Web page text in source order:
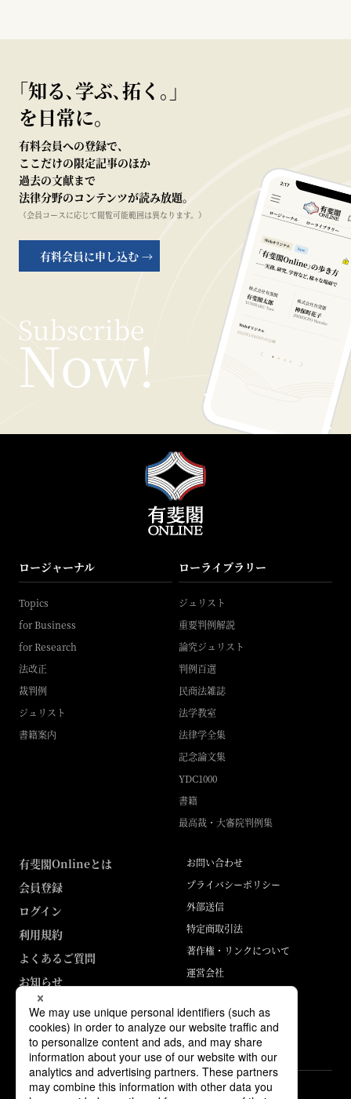
｢知る､学ぶ､拓く｡｣
を日常に。
有料会員への登録で、
ここだけの限定記事のほか
過去の文献まで
法律分野のコンテンツが読み放題。
（会員コースに応じて閲覧可能範囲は異なります。）
有料会員に申し込む →
ロージャーナル
Topics
for Business
for Research
法改正
裁判例
ジュリスト
書籍案内
ローライブラリー
ジュリスト
重要判例解説
論究ジュリスト
判例百選
民商法雑誌
法学教室
法律学全集
記念論文集
YDC1000
書籍
最高裁・大審院判例集
有斐閣Onlineとは
会員登録
ログイン
利用規約
よくあるご質問
お知らせ
お問い合わせ
プライバシーポリシー
外部送信
特定商取引法
著作権・リンクについて
運営会社